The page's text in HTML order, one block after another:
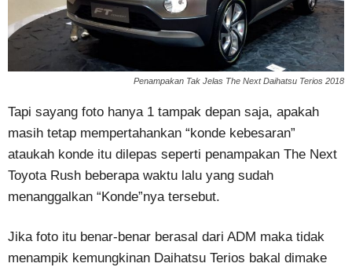
Penampakan Tak Jelas The Next Daihatsu Terios 2018
Tapi sayang foto hanya 1 tampak depan saja, apakah
masih tetap mempertahankan “konde kebesaran”
ataukah konde itu dilepas seperti penampakan The Next
Toyota Rush beberapa waktu lalu yang sudah
menanggalkan “Konde”nya tersebut.
Jika foto itu benar-benar berasal dari ADM maka tidak
menampik kemungkinan Daihatsu Terios bakal dimake